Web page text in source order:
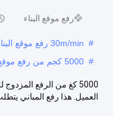
رفع موقع البناء
# 30m/min رفع موقع البناء,2x37kw رفع موقع البناء,8000 كجم لكل قفص
# 5000 كجم من رفع موقع البناء,الرافعة المزخرفة,5000 كجم من مواد البناء
العميل. هذا رفع المباني